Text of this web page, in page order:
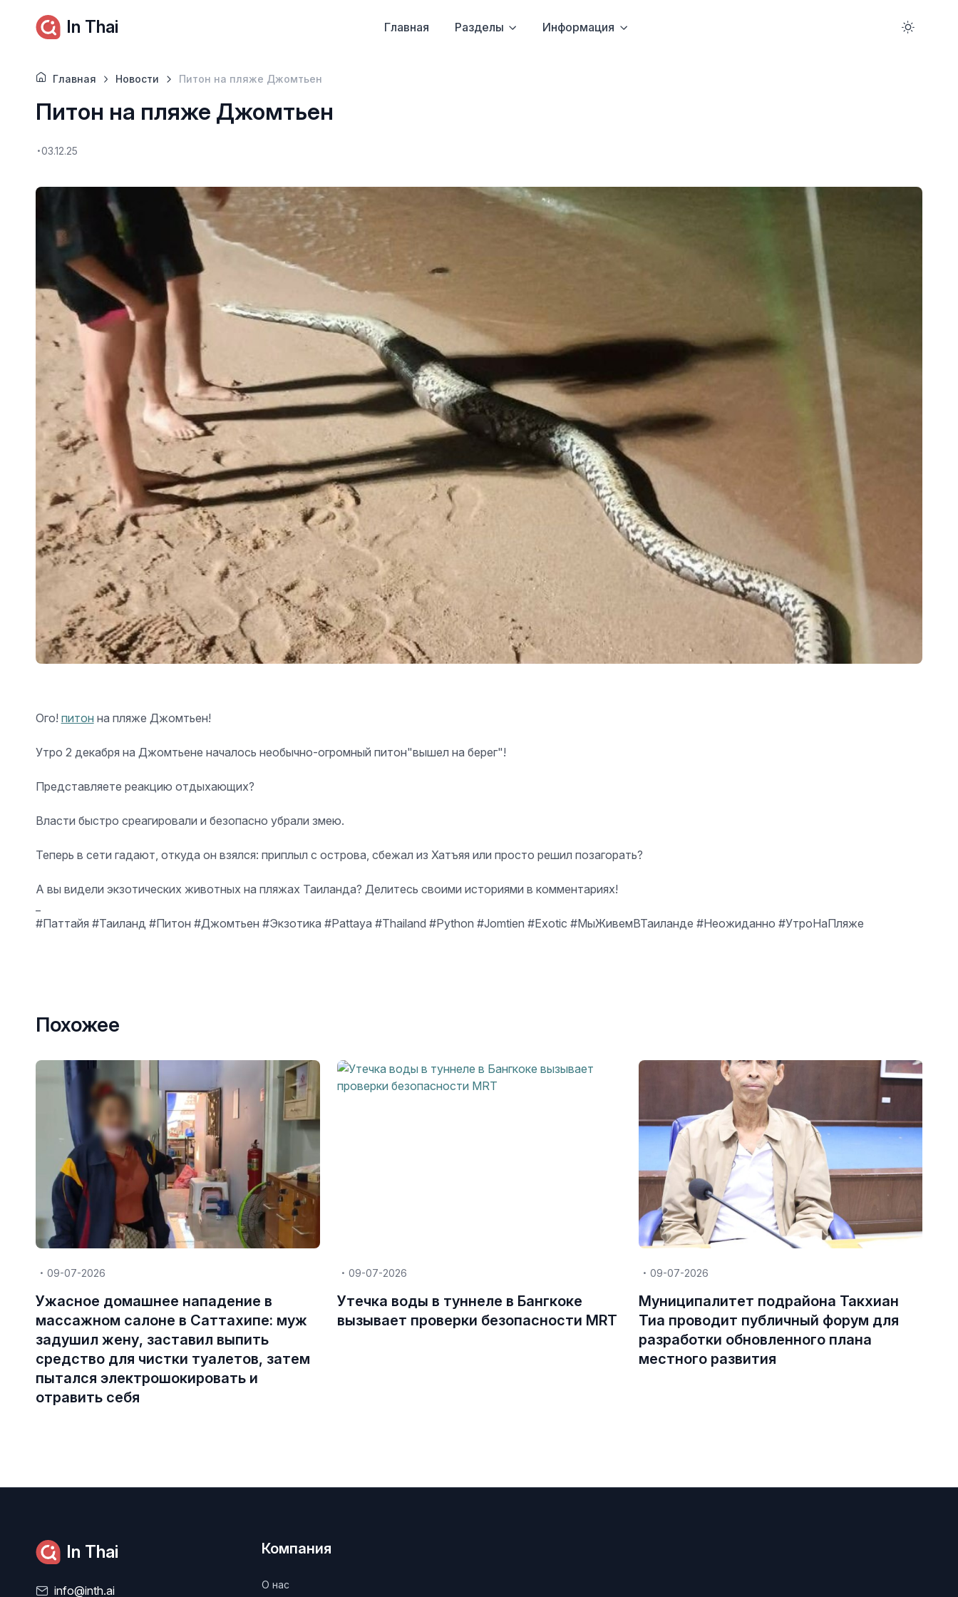
In Thai Главная Разделы Информация
Главная Новости Питон на пляже Джомтьен
Питон на пляже Джомтьен
03.12.25
Ого! питон на пляже Джомтьен!
Утро 2 декабря на Джомтьене началось необычно-огромный питон"вышел на берег"!
Представляете реакцию отдыхающих?
Власти быстро среагировали и безопасно убрали змею.
Теперь в сети гадают, откуда он взялся: приплыл с острова, сбежал из Хатъяя или просто решил позагорать?
А вы видели экзотических животных на пляжах Таиланда? Делитесь своими историями в комментариях!
#Паттайя #Таиланд #Питон #Джомтьен #Экзотика #Pattaya #Thailand #Python #Jomtien #Exotic #МыЖивемВТаиланде #Неожиданно #УтроНаПляже
Похожее
09-07-2026
Ужасное домашнее нападение в
массажном салоне в Саттахипе: муж
задушил жену, заставил выпить
средство для чистки туалетов, затем
пытался электрошокировать и
отравить себя
09-07-2026
Утечка воды в туннеле в Бангкоке
вызывает проверки безопасности MRT
09-07-2026
Муниципалитет подрайона Такхиан
Тиа проводит публичный форум для
разработки обновленного плана
местного развития
In Thai
info@inth.ai
Компания
О нас